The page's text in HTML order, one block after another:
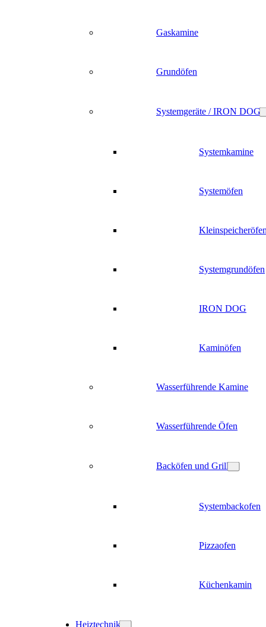
Gaskamine
Grundöfen
Systemgeräte / IRON DOG
Systemkamine
Systemöfen
Systemgrundöfen
IRON DOG
Kaminöfen
Wasserführende Kamine
Wasserführende Öfen
Backöfen und Grill
Systembackofen
Pizzaofen
Küchenkamin
Heiztechnik